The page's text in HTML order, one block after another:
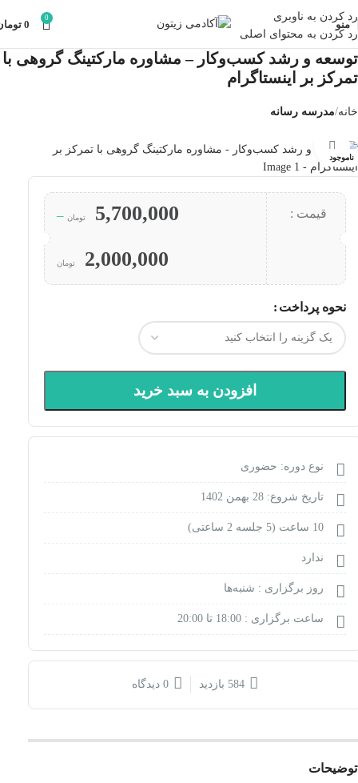
رد کردن به ناوبری
رد کردن به محتوای اصلی
منو
0
0
توسعه و رشد کسب‌و‌کار – مشاوره مارکتینگ گروهی با
تمرکز بر اینستاگرام
خانه مدرسه رسانه
ناموجود
بزرگنمایی تصویر
قیمت : 5,700,000 تومان –
2,000,000 تومان
نحوه پرداخت
افزودن به سبد خرید
نوع دوره: حضوری
تاریخ شروع: 28 بهمن 1402
10 ساعت (5 جلسه 2 ساعتی)
ندارد
روز برگزاری : شنبه‌ها
ساعت برگزاری : 18:00 تا 20:00
584 بازدید 0 دیدگاه
توضیحات